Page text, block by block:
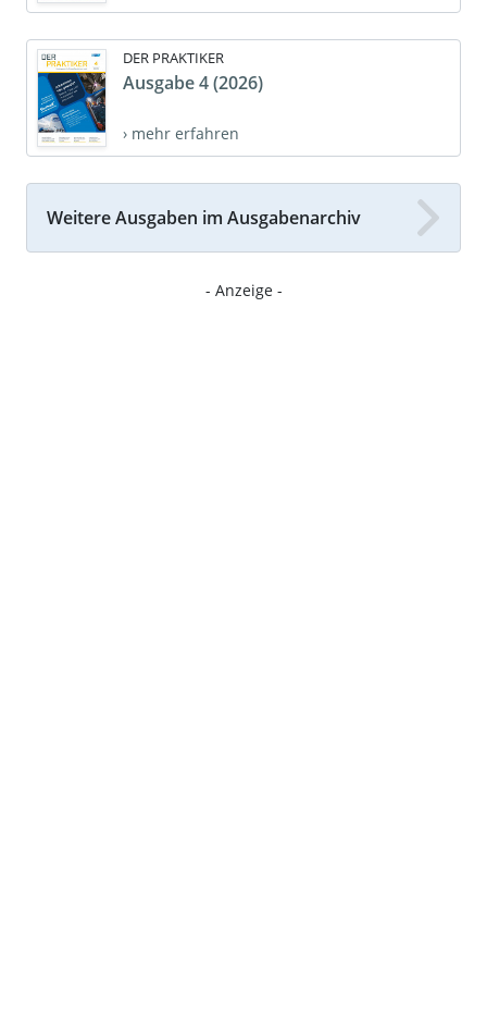
DER PRAKTIKER
Ausgabe 4 (2026)
› mehr erfahren
Weitere Ausgaben im Ausgabenarchiv
- Anzeige -